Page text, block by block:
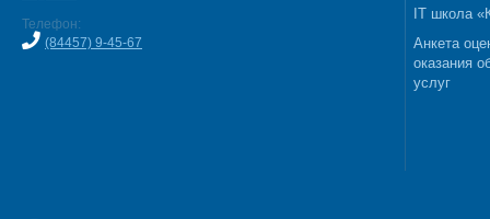
Телефон:
(84457) 9-45-67
IT школа
Анкета
оказания
услуг